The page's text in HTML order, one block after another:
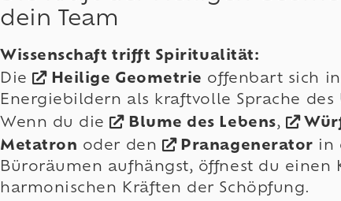
dein Team
Wissenschaft trifft Spiritualität:
Die
Heilige Geometrie offenbart sich
Energiebildern als kraftvolle Sprache des
Wenn du die
Blume des Lebens,
Metatron oder den Pranagenerator in
Büroräumen aufhängst, öffnest du einen
harmonischen Kräften der Schöpfung.